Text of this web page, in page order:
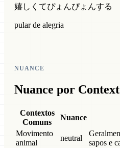
嬉しくてぴょんぴょんする
pular de alegria
NUANCE
Nuance por
Contextos
Comuns
Nuance
Movimento
animal
neutral
sapos e